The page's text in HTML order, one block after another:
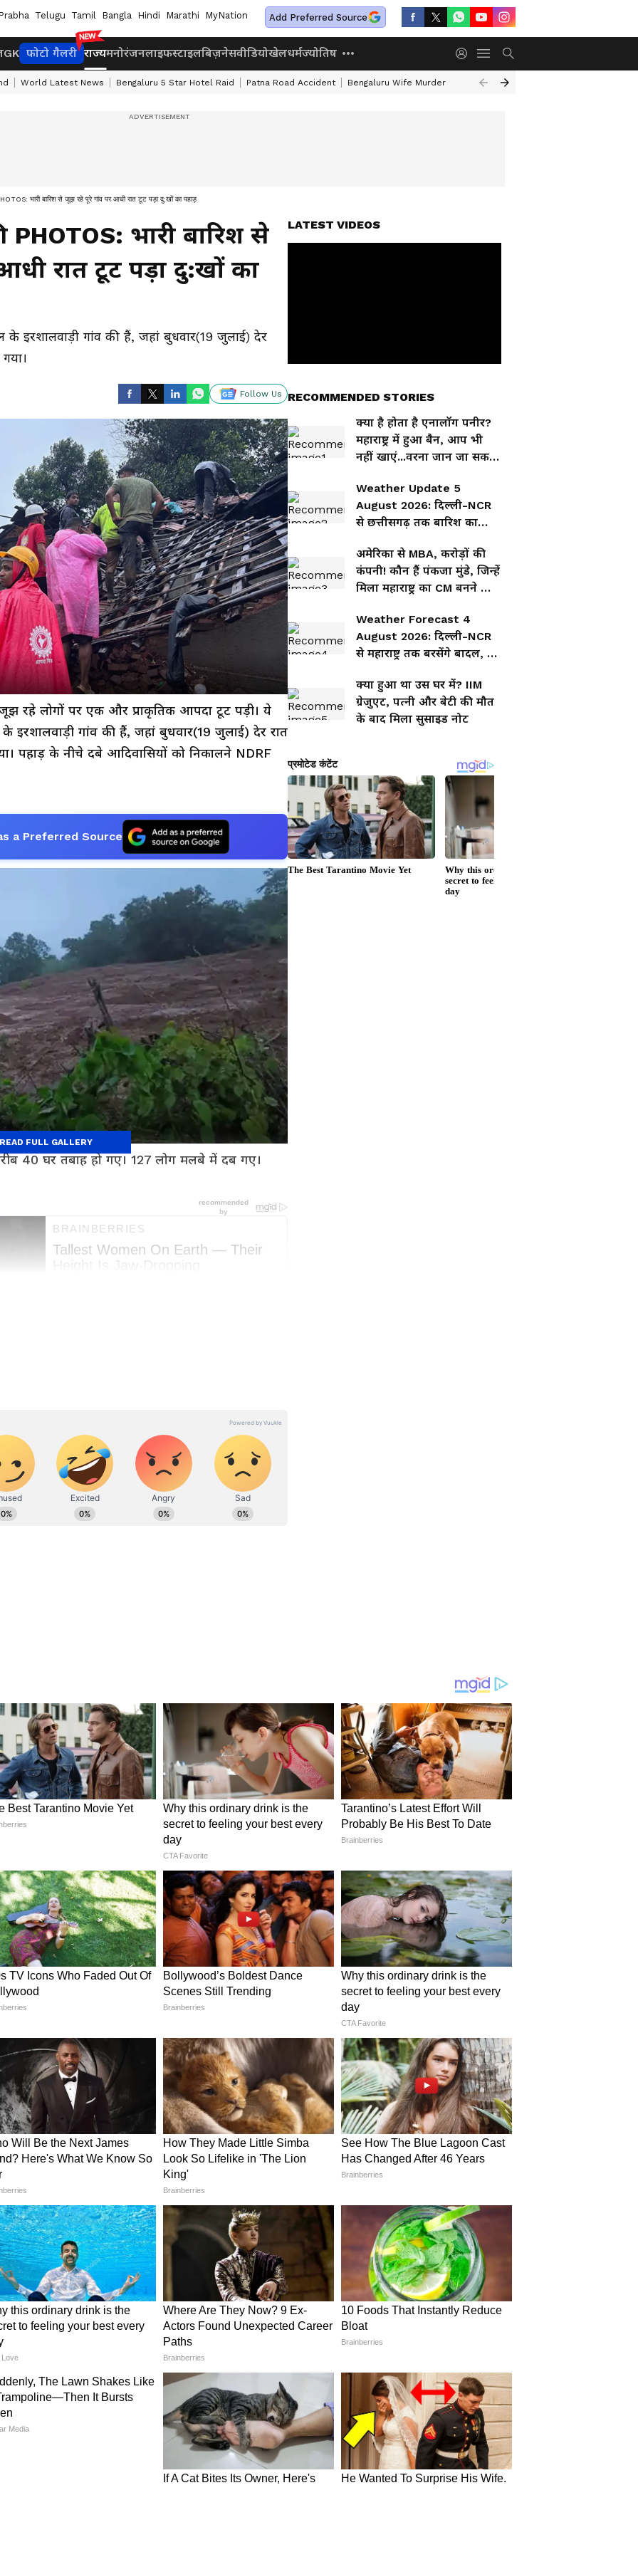
Telugu Tamil Bangla Hindi Marathi MyNation Add Preferred Source
GK फोटो गैलरी राज्यमनोरंजनलाइफस्टाइलबिज़नेसवीडियोखेलधर्मज्योतिष
World Latest News Bengaluru 5 Star Hotel Raid Patna Road Accident Bengaluru Wife Murder Mumbai Pune Expressway
भारी बारिश से जूझ रहे पूरे गांव पर आधी रात टूट पड़ा दु:खों का पहाड़
भारी बारिश से
रात टूट पड़ा दु:खों का
इरशालवाड़ी गांव की हैं, जहां बुधवार(19 जुलाई) देर
Follow Us
से जूझ रहे लोगों पर एक और प्राकृतिक आपदा टूट पड़ी। ये
इरशालवाड़ी गांव की हैं, जहां बुधवार(19 जुलाई) देर रात
पहाड़ के नीचे दबे आदिवासियों को निकालने NDRF
a Preferred Source
40 घर तबाह हो गए। 127 लोग मलबे में दब गए।
पाटिल लगातार रेस्क्यू पर नजर बनाए हुए हैं।
शिंदे भी घटनास्थल के लिए रवाना हो गए थे।
FULL GALLERY
LATEST VIDEOS
RECOMMENDED STORIES
क्या है होता है एनालॉग पनीर?
महाराष्ट्र में हुआ बैन, आप भी
नहीं खाएं...वरना जान जा सकती
Weather Update 5
August 2026: दिल्ली-NCR
से छत्तीसगढ़ तक बारिश का
हाल
अमेरिका से MBA, करोड़ों की
कंपनी! कौन हैं पंकजा मुंडे, जिन्हें
मिला महाराष्ट्र का CM बनने का
Weather Forecast 4
August 2026: दिल्ली-NCR
से महाराष्ट्र तक बरसेंगे बादल, इन
तेज बारिश
क्या हुआ था उस घर में? IIM
ग्रेजुएट, पत्नी और बेटी की मौत
के बाद मिला सुसाइड नोट